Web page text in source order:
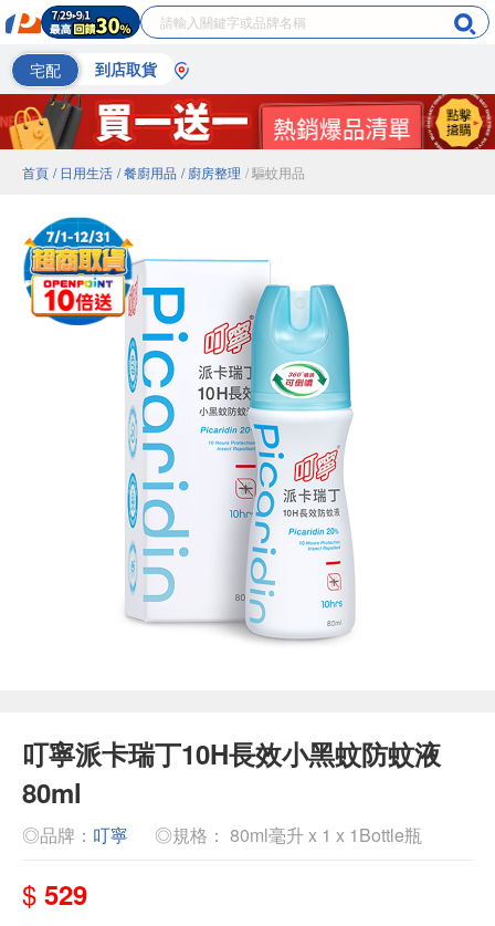
宅配 到店取貨
首頁 / 日用生活 / 餐廚用品 / 廚房整理 / 驅蚊用品
叮寧派卡瑞丁10H長效小黑蚊防蚊液
80ml
◎品牌： 叮寧 ◎規格： 80ml毫升 x 1 x 1Bottle瓶
$ 529